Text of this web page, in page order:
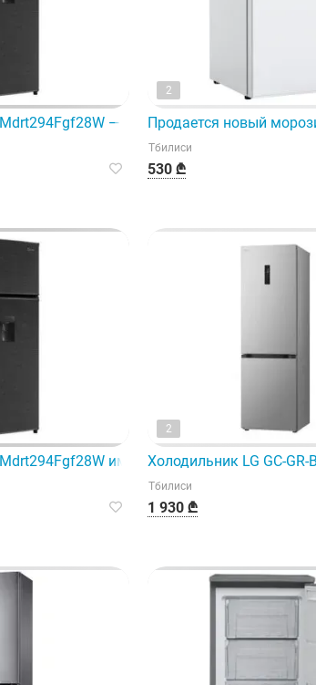
— это высококачественное
2
Продается новый
Тбилиси
530 ₾
высокой энергоэффективностью (класс
имеет два отделения и
2
Холодильник LG GC-
Тбилиси
1 930 ₾